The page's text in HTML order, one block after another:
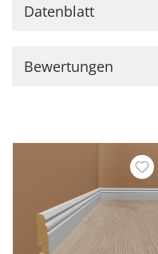
Datenblatt
Bewertungen